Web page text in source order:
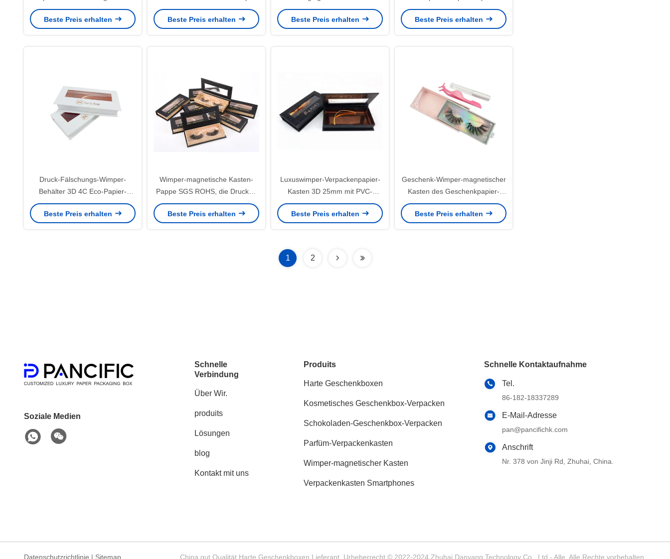
Geschenkbox K9K 230gsm
CCNB runzelte
Beste Preis erhalten
magnetisches Kasten-UVI
Beste Preis erhalten
Augen-600gsm
Beste Preis erhalten
Leopard-Fenster-
Geschenkboxen
Beste Preis erhalten
Druck-Fälschungs-Wimper-
Behälter 3D 4C Eco-Papier-
Kasten 100% mit PVC-Fenster
Beste Preis erhalten
Wimper-magnetische Kasten-
Pappe SGS ROHS, die Drucken
CMYK 4C verpackt
Beste Preis erhalten
Luxuswimper-Verpackenpapier-
Kasten 3D 25mm mit PVC-
Fenster-UVbeschichtung
Beste Preis erhalten
Geschenk-Wimper-magnetischer
Kasten des Geschenkpapier-
100g mit PET-PVC-Fenster
Beste Preis erhalten
1 2
Soziale Medien
Schnelle
Verbindung
Über Wir.
produits
Lösungen
blog
Kontakt mit uns
Produits
Harte Geschenkboxen
Kosmetisches Geschenkbox-Verpacken
Schokoladen-Geschenkbox-Verpacken
Parfüm-Verpackenkasten
Wimper-magnetischer Kasten
Verpackenkasten Smartphones
Schnelle Kontaktaufnahme
Tel.
86-182-18337289
E-Mail-Adresse
pan@pancifichk.com
Anschrift
Nr. 378 von Jinji Rd, Zhuhai, China.
Datenschutzrichtlinie | Sitemap China gut Qualität Harte Geschenkboxen Lieferant. Urheberrecht © 2022-2024 Zhuhai Danyang Technology Co., Ltd - Alle. Alle Rechte vorbehalten.